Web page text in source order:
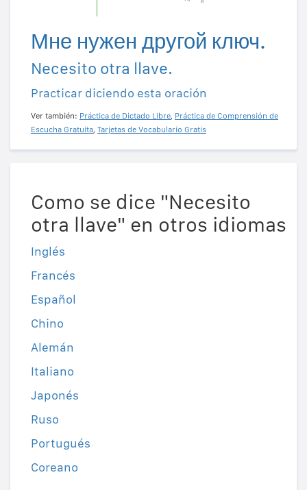
Мне нужен другой ключ.
Necesito otra llave.
Practicar diciendo esta oración
Ver también: Práctica de Dictado Libre, Práctica de Comprensión de
Escucha Gratuita, Tarjetas de Vocabulario Gratis
Como se dice "Necesito
otra llave" en otros idiomas
Inglés
Francés
Español
Chino
Alemán
Italiano
Japonés
Ruso
Portugués
Coreano